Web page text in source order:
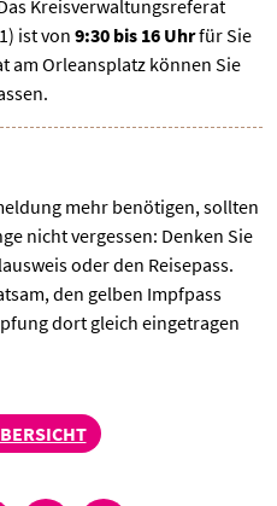
Kreisverwaltungsreferat
ist von 9:30 bis 16 Uhrfür Sie
am Orleansplatz können Sie
mehr benötigen, sollten
nicht vergessen: Denken Sie
oder den Reisepass.
den gelben Impfpass
dort gleich eingetragen